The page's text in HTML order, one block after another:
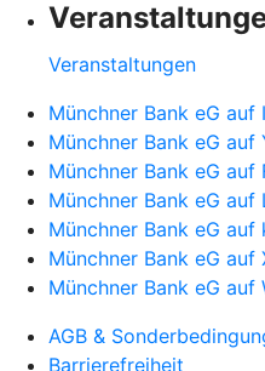
Veranstaltungen
Münchner Bank eG auf
Münchner Bank eG auf
Münchner Bank eG auf
Münchner Bank eG auf
Münchner Bank eG auf
Münchner Bank eG auf
Münchner Bank eG auf
AGB &
Barrierefreiheit